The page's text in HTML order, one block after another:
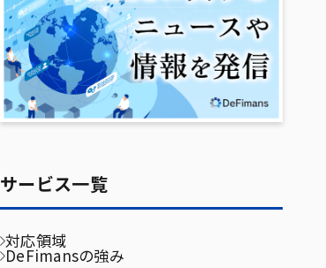
サービス一覧
対応領域
DeFimansの強み